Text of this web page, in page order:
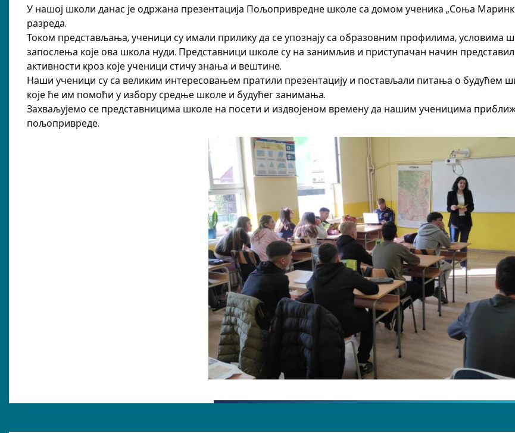
У нашој школи данас је одржана презентација Пољопривредне школе са домом ученика „Соња
разреда.
Током представљања, ученици су имали прилику да се упознају са образовним профилима,
запослења које ова школа нуди. Представници школе су на занимљив и приступачан начин
активности кроз које ученици стичу знања и вештине.
Наши ученици су са великим интересовањем пратили презентацију и постављали питања о будућем
које ће им помоћи у избору средње школе и будућег занимања.
Захваљујемо се представницима школе на посети и издвојеном времену да нашим ученицима
пољопривреде.